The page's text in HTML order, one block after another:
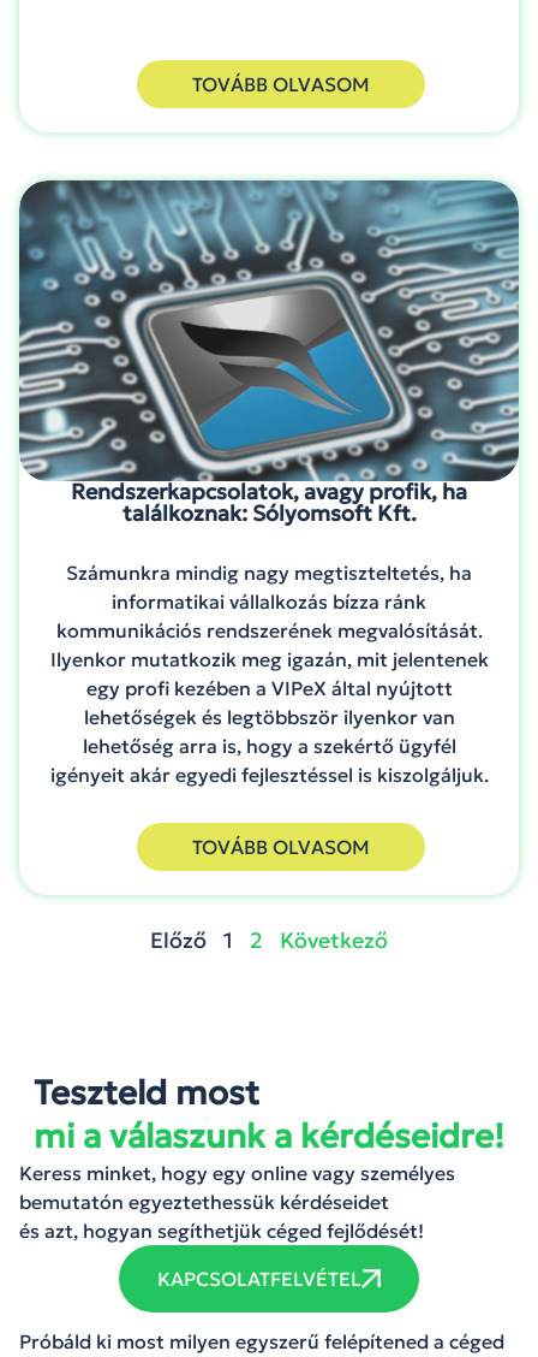
TOVÁBB OLVASOM
Rendszerkapcsolatok, avagy profik, ha
találkoznak: Sólyomsoft Kft.
Számunkra mindig nagy megtiszteltetés, ha
informatikai vállalkozás bízza ránk
kommunikációs rendszerének megvalósítását.
Ilyenkor mutatkozik meg igazán, mit jelentenek
egy profi kezében a VIPeX által nyújtott
lehetőségek és legtöbbször ilyenkor van
lehetőség arra is, hogy a szekértő ügyfél
igényeit akár egyedi fejlesztéssel is kiszolgáljuk.
TOVÁBB OLVASOM
Előző 1 2 Következő
Teszteld most
mi a válaszunk a kérdéseidre!
Keress minket, hogy egy online vagy személyes
bemutatón egyeztethessük kérdéseidet
és azt, hogyan segíthetjük céged fejlődését!
KAPCSOLATFELVÉTEL
Próbáld ki most milyen egyszerű felépítened a céged